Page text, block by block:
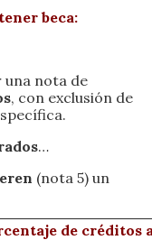
beca:
nota de
, con exclusión de
…
(nota 5) un
de créditos